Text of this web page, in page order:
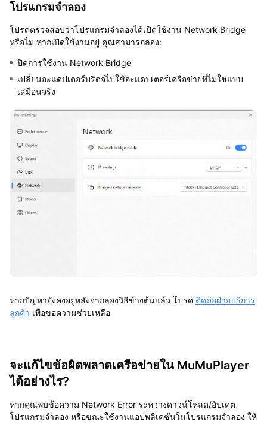
โปรแกรมจำลอง
โปรดตรวจสอบว่าโปรแกรมจำลองได้เปิดใช้งาน Network Bridge
หรือไม่ หากเปิดใช้งานอยู่ คุณสามารถลอง:
ปิดการใช้งาน Network Bridge
เปลี่ยนอะแดปเตอร์บริดจ์ไปใช้อะแดปเตอร์เครือข่ายที่ไม่ใช่แบบ
เสมือนจริง
หากปัญหายังคงอยู่หลังจากลองวิธีข้างต้นแล้ว โปรด ติดต่อฝ่ายบริการ
ลูกค้า เพื่อขอความช่วยเหลือ
จะแก้ไขข้อผิดพลาดเครือข่ายใน MuMuPlayer
ได้อย่างไร?
หากคุณพบข้อความ Network Error ระหว่างดาวน์โหลด/อัปเดต
โปรแกรมจำลอง หรือขณะใช้งานแอปพลิเคชันในโปรแกรมจำลอง ให้